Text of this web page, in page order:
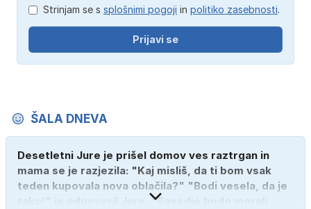
Strinjam se s splošnimi pogoji in politiko zasebnosti.
Prijavi se
ŠALA DNEVA
Desetletni Jure je prišel domov ves raztrgan in
mama se je razjezila: "Kaj misliš, da ti bom vsak
teden kupovala nova oblačila?" "Bodi vesela, da je
tako!" je odgovoril Jure. "Sosedje bodo morali